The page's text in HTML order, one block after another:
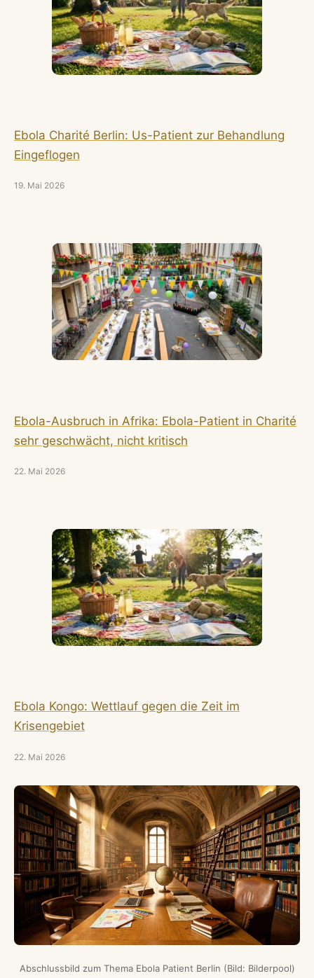
Ebola Charité Berlin: Us-Patient zur Behandlung
Eingeflogen
19. Mai 2026
Ebola-Ausbruch in Afrika: Ebola-Patient in Charité
sehr geschwächt, nicht kritisch
22. Mai 2026
Ebola Kongo: Wettlauf gegen die Zeit im
Krisengebiet
22. Mai 2026
Abschlussbild zum Thema Ebola Patient Berlin (Bild: Bilderpool)